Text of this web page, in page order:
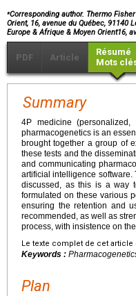
⁎Corresponding author. Thermo
Orient, 16, avenue du Québec, 91140
Europe & Afrique & Moyen Orient16,
PDF Article
Résumé
Mots
Summary
4P medicine
pharmacogenetics is an
brought together a group of
these tests and the
and communicating
artificial intelligence
discussed, as this is a way
formulated on these various
ensuring the retention and
recommended, as well as
process, with insistence on
Le texte complet de cet article
Keywords :
Plan